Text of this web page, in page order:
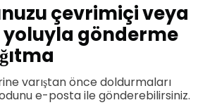
çevrimiçi veya
gönderme
varıştan önce doldurmaları
e-posta ile gönderebilirsiniz.